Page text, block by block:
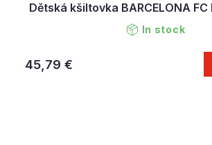
Dětská kšiltovka BARCELONA
In stock
45,79 €